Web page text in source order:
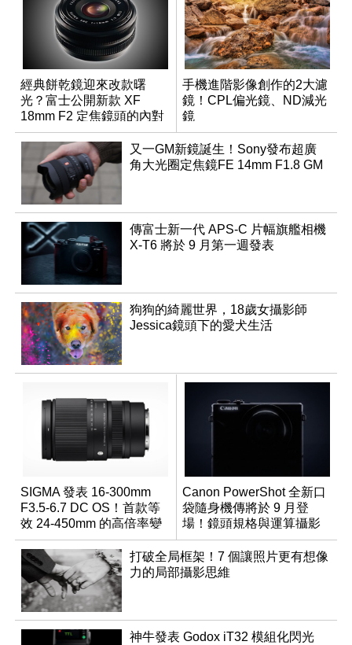
經典餅乾鏡迎來改款曙
光？富士公開新款 XF
18mm F2 定焦鏡頭的內對
焦專利
手機進階影像創作的2大濾
鏡！CPL偏光鏡、ND減光
鏡
又一GM新鏡誕生！Sony發布超廣
角大光圈定焦鏡FE 14mm F1.8 GM
傳富士新一代 APS-C 片幅旗艦相機
X-T6 將於 9 月第一週發表
狗狗的綺麗世界，18歲女攝影師
Jessica鏡頭下的愛犬生活
SIGMA 發表 16-300mm
F3.5-6.7 DC OS！首款等
效 24-450mm 的高倍率變
焦旅遊鏡頭
Canon PowerShot 全新口
袋隨身機傳將於 9 月登
場！鏡頭規格與運算攝影
升級成為焦點
打破全局框架！7 個讓照片更有想像
力的局部攝影思維
神牛發表 Godox iT32 模組化閃光